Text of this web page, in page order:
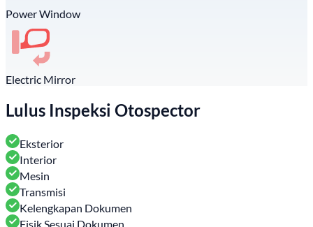
Power Window
Electric Mirror
Lulus Inspeksi Otospector
Eksterior
Interior
Mesin
Transmisi
Kelengkapan Dokumen
Fisik Sesuai Dokumen